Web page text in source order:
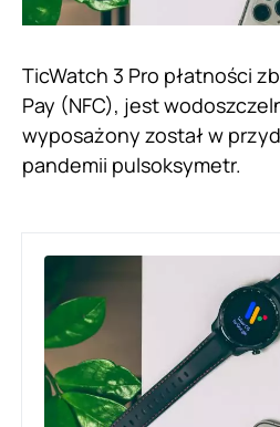
TicWatch 3 Pro płatności
Pay (NFC), jest
wyposażony został w
pandemii pulsoksymetr.